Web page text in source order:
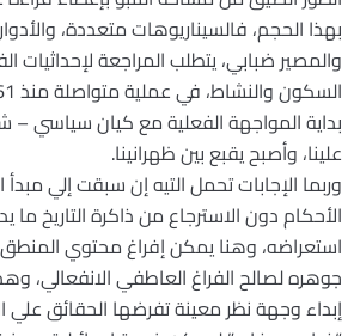
بهذا الحجم، فالسيناريوهات متعددة،
والمصير ضبابي، يتطلب المراجعة لإحداثيات
بداية المواجهة الفعلية مع كيان سياسي –
علينا، وأصبح يقبع بين ظهرانينا.
وربما الإجابات تحمل التيه إن سبقت إلي
الأحكام دون الاسترجاع من ذاكرة التاريخ ما
استعراضه، وهنا يمكن إفراغ محتوي
جوهره لصالح الفراغ العاطفي الانفعالي،
إبداء وجهة نظر معينة تفرضها الحقائق علي